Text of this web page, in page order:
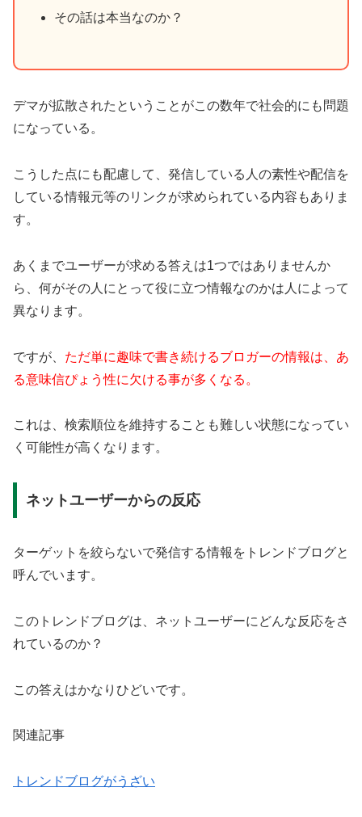
その話は本当なのか？
デマが拡散されたということがこの数年で社会的にも問題
になっている。
こうした点にも配慮して、発信している人の素性や配信を
している情報元等のリンクが求められている内容もありま
す。
あくまでユーザーが求める答えは1つではありませんか
ら、何がその人にとって役に立つ情報なのかは人によって
異なります。
ですが、 ただ単に趣味で書き続けるブロガーの情報は、あ
る意味信ぴょう性に欠ける事が多くなる。
これは、検索順位を維持することも難しい状態になってい
く可能性が高くなります。
ネットユーザーからの反応
ターゲットを絞らないで発信する情報をトレンドブログと
呼んでいます。
このトレンドブログは、ネットユーザーにどんな反応をさ
れているのか？
この答えはかなりひどいです。
関連記事
トレンドブログがうざい